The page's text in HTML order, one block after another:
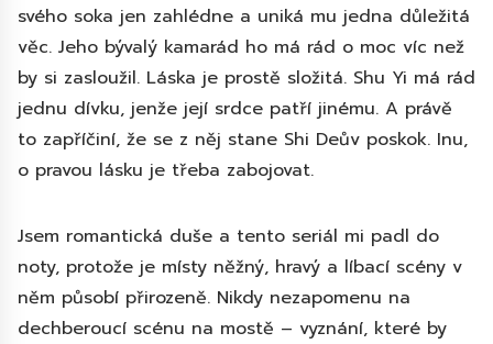
svého soka jen zahlédne a uniká mu jedna důležitá
věc. Jeho bývalý kamarád ho má rád o moc víc než
by si zasloužil. Láska je prostě složitá. Shu Yi má rád
jednu dívku, jenže její srdce patří jinému. A právě
to zapříčiní, že se z něj stane Shi Deův poskok. Inu,
o pravou lásku je třeba zabojovat.
Jsem romantická duše a tento seriál mi padl do
noty, protože je místy něžný, hravý a líbací scény v
něm působí přirozeně. Nikdy nezapomenu na
dechberoucí scénu na mostě – vyznání, které by